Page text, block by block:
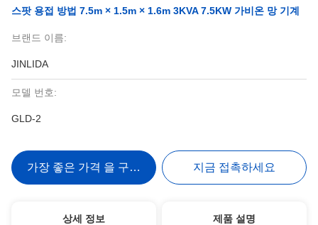
스팟 용접 방법 7.5m × 1.5m × 1.6m 3KVA 7.5KW 가비온 망 기계
브랜드 이름:
JINLIDA
모델 번호:
GLD-2
가장 좋은 가격 을 구하라 지금 접촉하세요
상세 정보 제품 설명